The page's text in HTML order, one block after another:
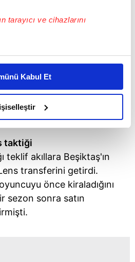
tarayıcı ve cihazlarını
halinde sizlere özel
yaşatabiliriz. Bunu yaparken
bir reklam deneyimi sunmak
içerikleri sunabilmek adına
ve bu noktada,
karşılamak noktasında tek gelir
hatırlatmak isteriz.
bu çerezlere izin vermedikleri
reklamlar
sunabilmek için İnternet
Kabul Et
taktiği
teklif akıllara Beşiktaş'ın
transferini getirdi.
önce kiraladığını
sezon sonra satın